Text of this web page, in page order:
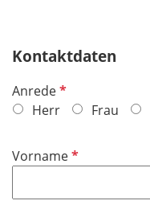
Kontaktdaten
AnredeP
f
c
t
Herr Frau
VornameP